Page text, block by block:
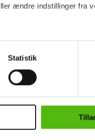
ændre indstillinger fra
finansiere relevant
besøg på vores
Statistik